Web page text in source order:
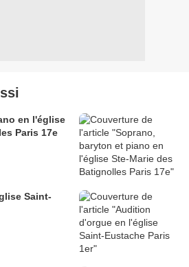
en l'église
Paris 17e
Saint-